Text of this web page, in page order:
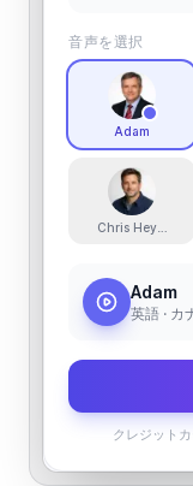
音声を選択
Adam
Chris Heyez
Adam
英語 · カ
クレジット